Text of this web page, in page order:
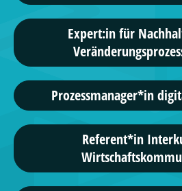
Expert:in für
Prozessmanager*in
Referent*in